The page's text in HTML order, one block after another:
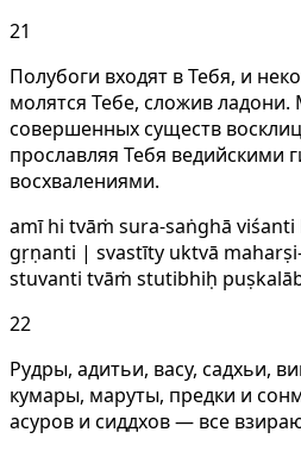
21
Полубоги входят в Тебя, и
молятся Тебе, сложив
совершенных существ
прославляя Тебя ведийскими
восхвалениями.
amī hi tvāṁ sura-saṅghā
gṛṇanti | svastīty uktvā
stuvanti tvāṁ stutibhiḥ
22
Рудры, адитьи, васу, садхьи,
кумары, маруты, предки и
асуров и сиддхов — все